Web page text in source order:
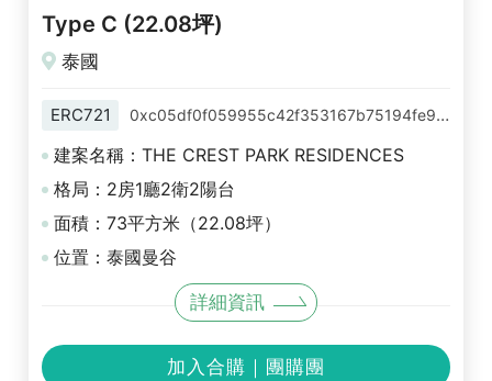
Type C (22.08坪)
泰國
ERC721 0xc05df0f059955c42f353167b75194fe9b778f950
建案名稱：THE CREST PARK RESIDENCES
格局：2房1廳2衛2陽台
面積：73平方米（22.08坪）
位置：泰國曼谷
詳細資訊
加入合購｜團購團